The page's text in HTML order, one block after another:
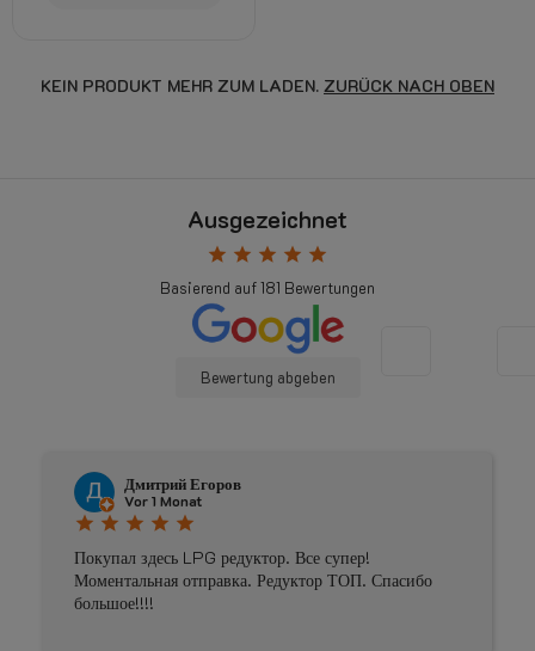
KEIN PRODUKT MEHR ZUM LADEN. ZURÜCK NACH OBEN
Ausgezeichnet
star star star star star
Basierend auf181 Bewertungen
Bewertung abgeben
Johnny Douwma
Vor 4 Monaten
star star star star
Prima geholpen